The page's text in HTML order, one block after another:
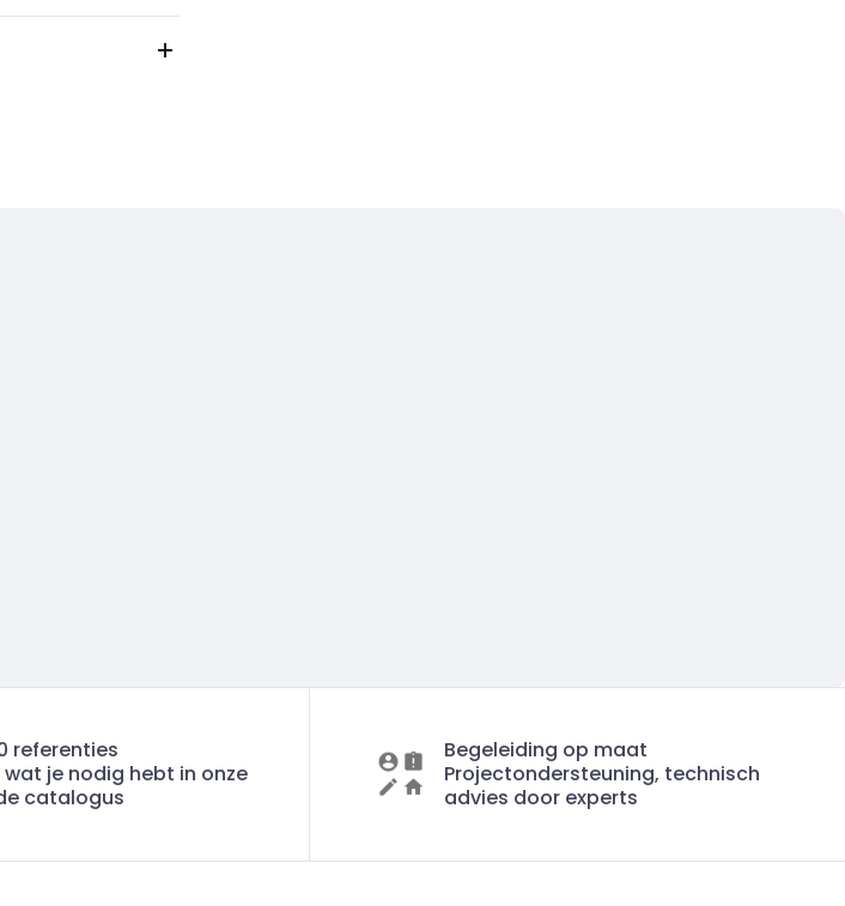
referenties
wat je nodig hebt in onze
catalogus
Begeleiding op maat
Projectondersteuning, technisch
advies door experts